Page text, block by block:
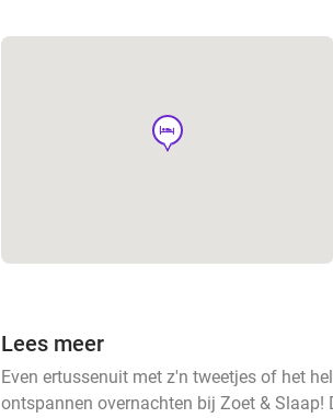
hotel
Lees meer
Even ertussenuit met z'n tweetjes of het
ontspannen overnachten bij Zoet &